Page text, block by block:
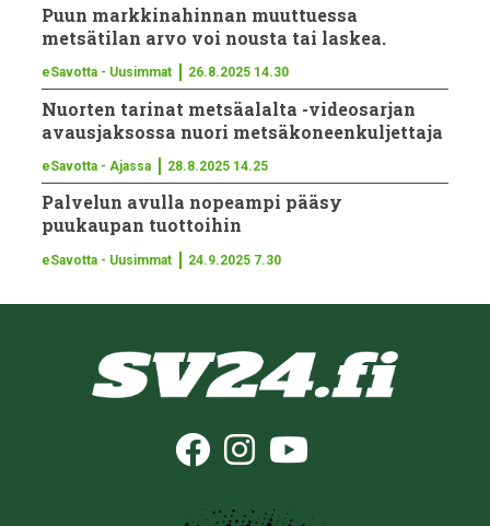
Puun markkinahinnan muuttuessa
metsätilan arvo voi nousta tai laskea.
eSavotta - Uusimmat 26.8.2025 14.30
Nuorten tarinat metsäalalta -videosarjan
avausjaksossa nuori metsäko­neen­kul­jettaja
eSavotta - Ajassa 28.8.2025 14.25
Palvelun avulla nopeampi pääsy
puukaupan tuottoihin
eSavotta - Uusimmat 24.9.2025 7.30